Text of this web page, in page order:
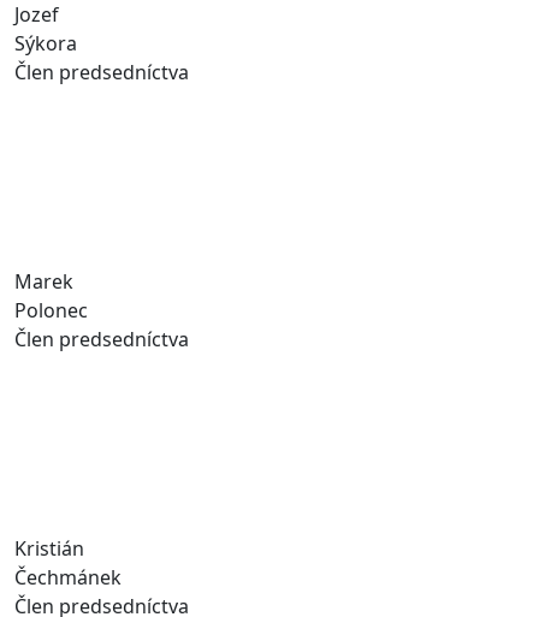
Jozef
Sýkora
Člen predsedníctva
Marek
Polonec
Člen predsedníctva
Kristián
Čechmánek
Člen predsedníctva